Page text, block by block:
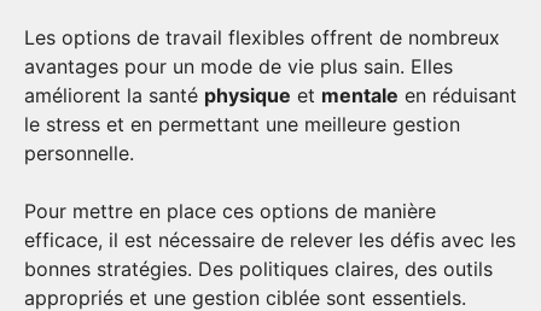
Les options de travail flexibles offrent de nombreux
avantages pour un mode de vie plus sain. Elles
améliorent la santé physique et mentale en réduisant
le stress et en permettant une meilleure gestion
personnelle.
Pour mettre en place ces options de manière
efficace, il est nécessaire de relever les défis avec les
bonnes stratégies. Des politiques claires, des outils
appropriés et une gestion ciblée sont essentiels.